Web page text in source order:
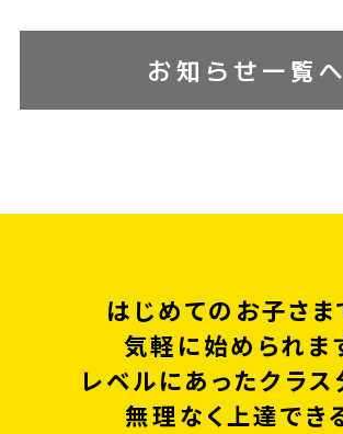
お知らせ一覧へ
はじめてのお子さま
気軽に始められま
レベルにあったクラス
無理なく上達でき